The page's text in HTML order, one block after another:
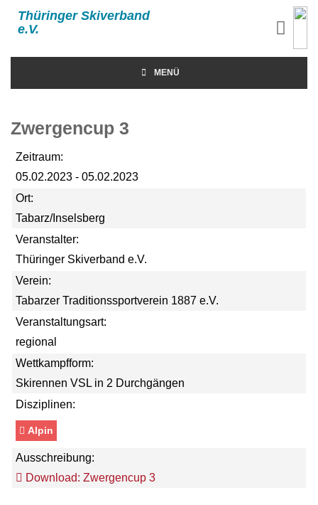
Thüringer Skiverband
e.V.
MENÜ
Zwergencup 3
Zeitraum:
05.02.2023 - 05.02.2023
Ort:
Tabarz/Inselsberg
Veranstalter:
Thüringer Skiverband e.V.
Verein:
Tabarzer Traditionssportverein 1887 e.V.
Veranstaltungsart:
regional
Wettkampfform:
Skirennen VSL in 2 Durchgängen
Disziplinen:
Alpin
Ausschreibung:
Download: Zwergencup 3